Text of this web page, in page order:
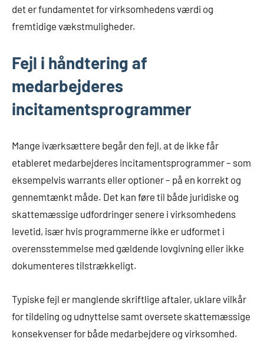
det er fundamentet for virksomhedens værdi og
fremtidige vækstmuligheder.
Fejl i håndtering af
medarbejderes
incitamentsprogrammer
Mange iværksættere begår den fejl, at de ikke får
etableret medarbejderes incitamentsprogrammer – som
eksempelvis warrants eller optioner – på en korrekt og
gennemtænkt måde. Det kan føre til både juridiske og
skattemæssige udfordringer senere i virksomhedens
levetid, især hvis programmerne ikke er udformet i
overensstemmelse med gældende lovgivning eller ikke
dokumenteres tilstrækkeligt.
Typiske fejl er manglende skriftlige aftaler, uklare vilkår
for tildeling og udnyttelse samt oversete skattemæssige
konsekvenser for både medarbejdere og virksomhed.